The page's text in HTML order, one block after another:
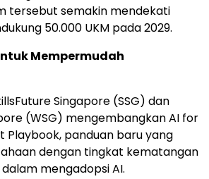
tersebut semakin mendekati
50.000 UKM pada 2029.
Mempermudah
Singapore (SSG) dan
(WSG) mengembangkan AI for
Playbook, panduan baru yang
dengan tingkat kematangan
mengadopsi AI.